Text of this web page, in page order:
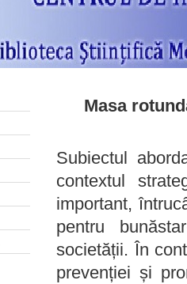
Masa
Subiectul
contextul
important,
pentru
societății. În
prevenției și